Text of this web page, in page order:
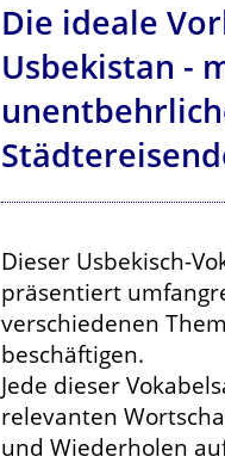
Die ideale
Usbekistan -
Dieser Usbekisch-
präsentiert
verschiedenen
beschäftigen.
Jede dieser
relevanten
und Wiederholen